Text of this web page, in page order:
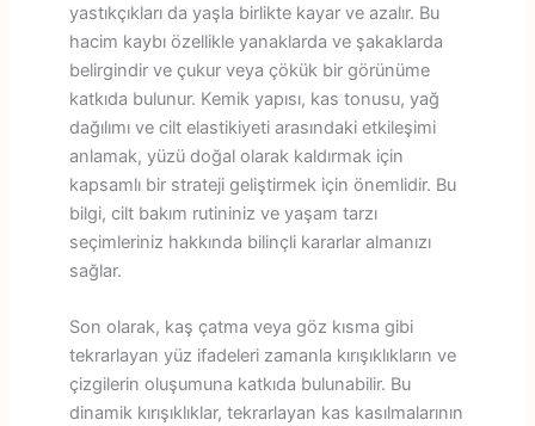
yastıkçıkları da yaşla birlikte kayar ve azalır. Bu
hacim kaybı özellikle yanaklarda ve şakaklarda
belirgindir ve çukur veya çökük bir görünüme
katkıda bulunur. Kemik yapısı, kas tonusu, yağ
dağılımı ve cilt elastikiyeti arasındaki etkileşimi
anlamak, yüzü doğal olarak kaldırmak için
kapsamlı bir strateji geliştirmek için önemlidir. Bu
bilgi, cilt bakım rutininiz ve yaşam tarzı
seçimleriniz hakkında bilinçli kararlar almanızı
sağlar.
Son olarak, kaş çatma veya göz kısma gibi
tekrarlayan yüz ifadeleri zamanla kırışıklıkların ve
çizgilerin oluşumuna katkıda bulunabilir. Bu
dinamik kırışıklıklar, tekrarlayan kas kasılmalarının